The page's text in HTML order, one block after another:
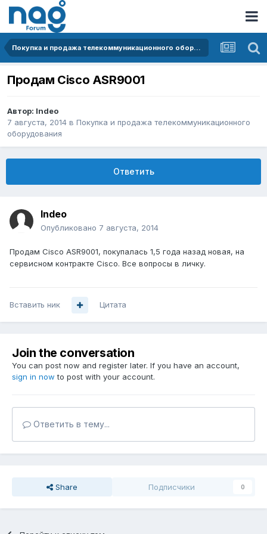
Покупка и продажа телекоммуникационного оборудования
Продам Cisco ASR9001
Автор: Indeo
7 августа, 2014 в Покупка и продажа телекоммуникационного
оборудования
Ответить
Indeo
Опубликовано 7 августа, 2014
Продам Cisco ASR9001, покупалась 1,5 года назад новая, на
сервисном контракте Cisco. Все вопросы в личку.
Вставить ник Цитата
Join the conversation
You can post now and register later. If you have an account,
sign in now to post with your account.
Ответить в тему...
Share Подписчики 0